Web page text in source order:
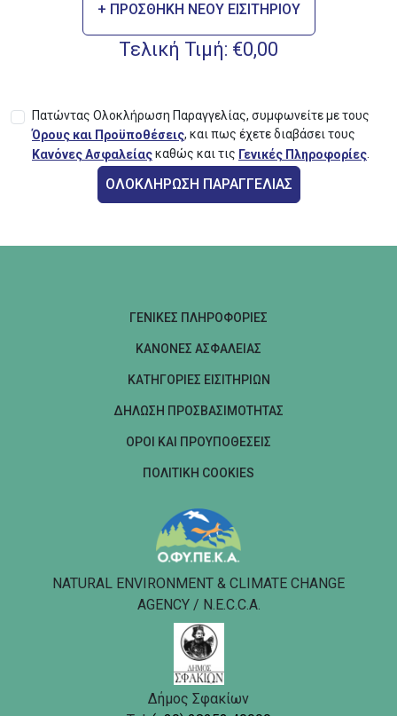
+ ΠΡΟΣΘΗΚΗ ΝΕΟΥ ΕΙΣΙΤΗΡΙΟΥ
Τελική Τιμή: €0,00
Πατώντας Ολοκλήρωση Παραγγελίας, συμφωνείτε με τους
Όρους και Προϋποθέσεις, και πως έχετε διαβάσει τους
Κανόνες Ασφαλείαςκαθώς και τις Γενικές Πληροφορίες
ΟΛΟΚΛΗΡΩΣΗ ΠΑΡΑΓΓΕΛΙΑΣ
ΓΕΝΙΚΕΣ ΠΛΗΡΟΦΟΡΙΕΣ
ΚΑΝΟΝΕΣ ΑΣΦΑΛΕΙΑΣ
ΚΑΤΗΓΟΡΙΕΣ ΕΙΣΙΤΗΡΙΩΝ
ΔΗΛΩΣΗ ΠΡΟΣΒΑΣΙΜΟΤΗΤΑΣ
ΟΡΟΙ ΚΑΙ ΠΡΟΥΠΟΘΕΣΕΙΣ
ΠΟΛΙΤΙΚΗ COOKIES
NATURAL ENVIRONMENT & CLIMATE CHANGE
AGENCY / N.E.C.C.A.
Δήμος Σφακίων